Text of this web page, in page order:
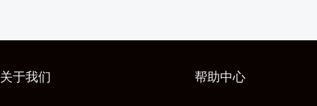
关于我们 帮助中心